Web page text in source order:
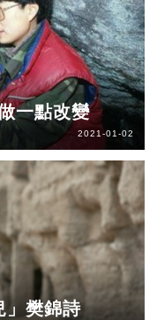
一點改變
2021-01-02
」樊錦詩